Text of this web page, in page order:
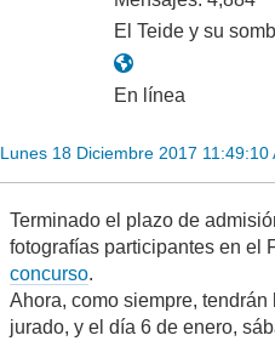
El Teide y su
En línea
Lunes 18 Diciembre 2017 11:49:10
Terminado el plazo de
fotografías participantes en el
concurso.
Ahora, como siempre, tendrán
jurado, y el día 6 de enero,